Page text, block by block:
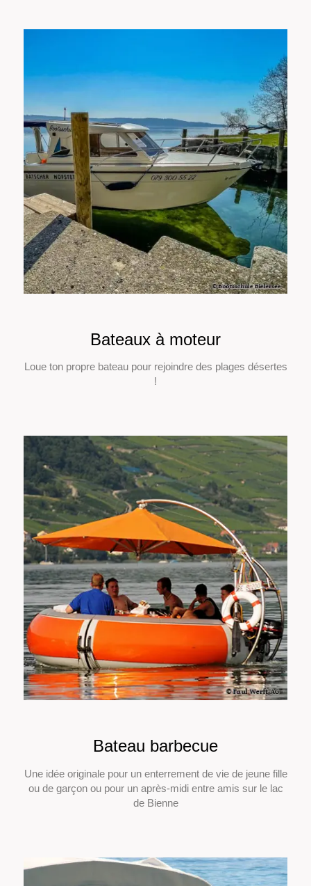
Bateaux à moteur
Loue ton propre bateau pour rejoindre des plages désertes
!
Bateau barbecue
Une idée originale pour un enterrement de vie de jeune fille
ou de garçon ou pour un après-midi entre amis sur le lac
de Bienne